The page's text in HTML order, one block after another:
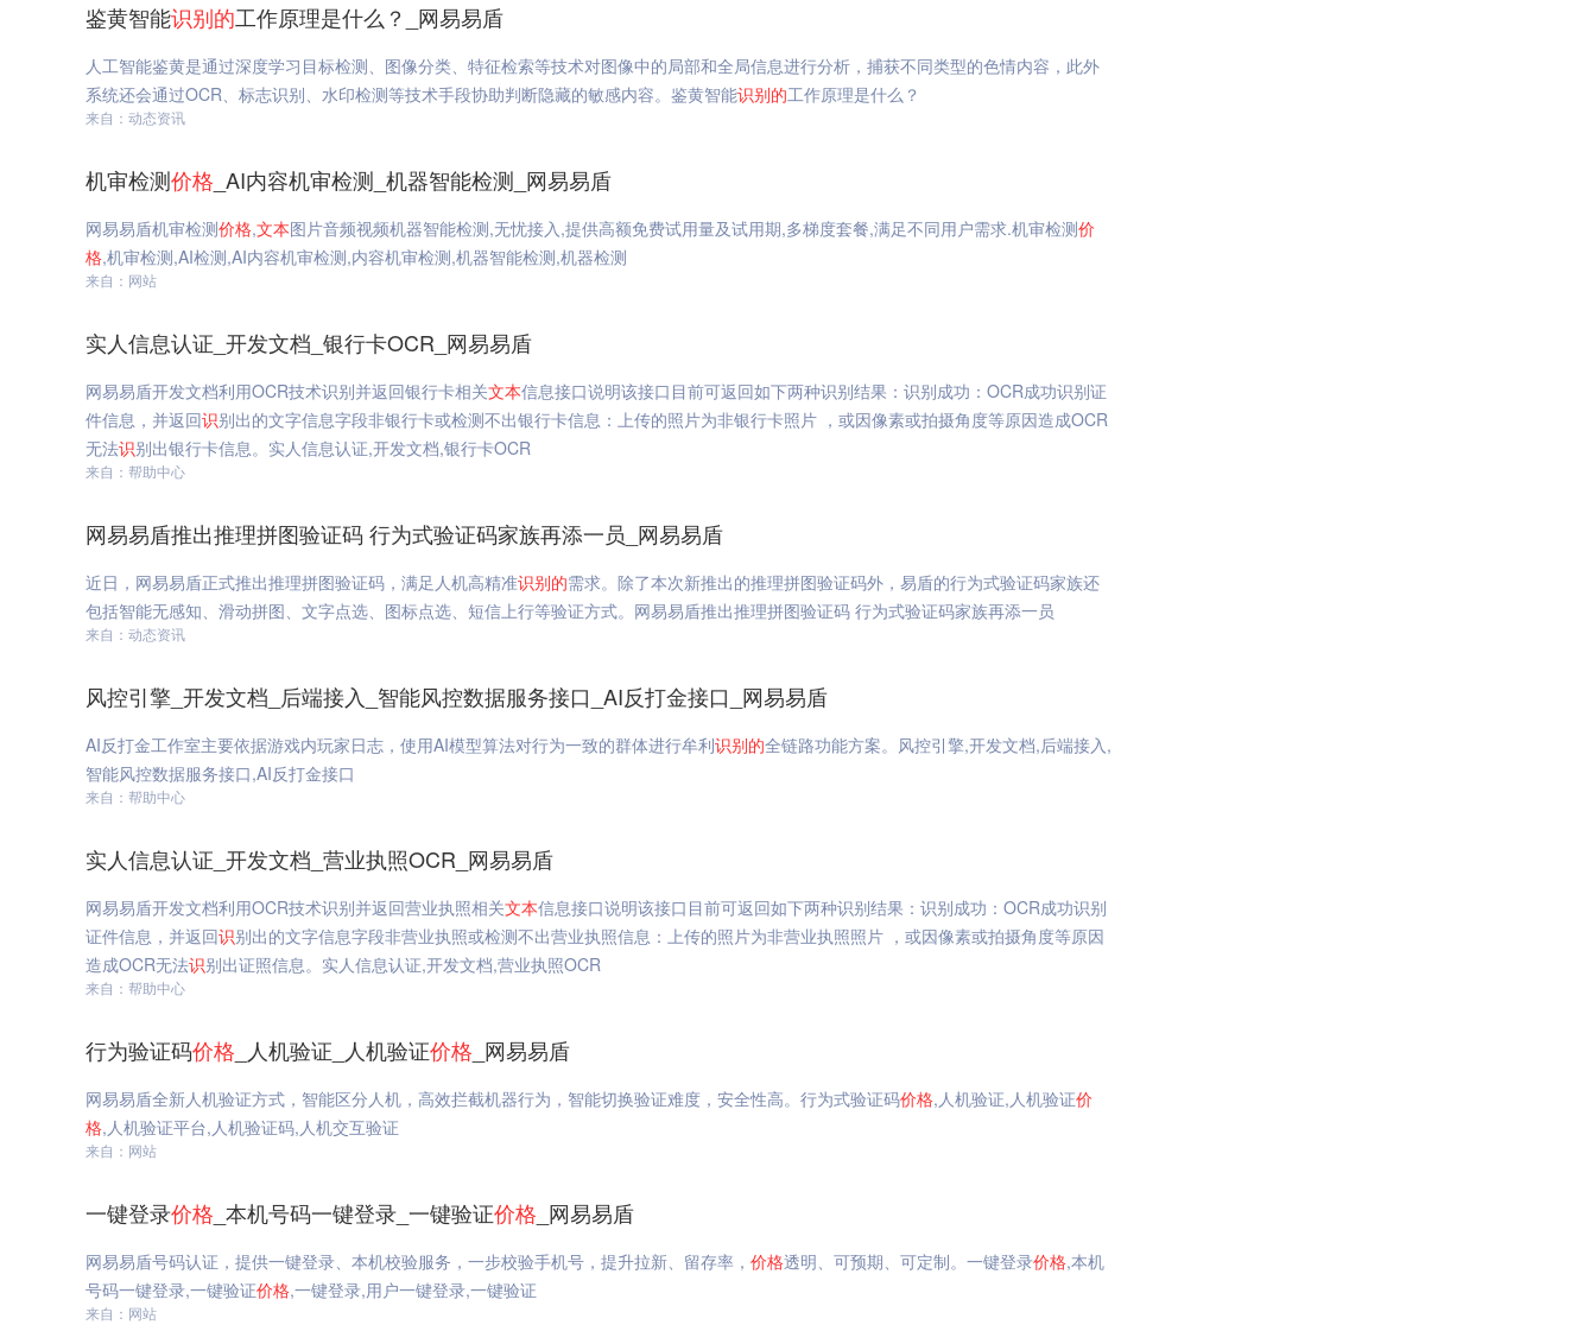
鉴黄智能识别的工作原理是什么？_网易易盾
人工智能鉴黄是通过深度学习目标检测、图像分类、特征检索等技术对图像中的局部和全局信息进行分析，捕获不同类型的色情内容，此外
系统还会通过OCR、标志识别、水印检测等技术手段协助判断隐藏的敏感内容。鉴黄智能识别的工作原理是什么？
来自：动态资讯
机审检测价格 _AI内容机审检测_机器智能检测_网易易盾
网易易盾机审检测价格,文本图片音频视频机器智能检测,无忧接入,提供高额免费试用量及试用期,多梯度套餐,满足不同用户需求.机审检测价
格,机审检测,AI检测,AI内容机审检测,内容机审检测,机器智能检测,机器检测
来自：网站
实人信息认证_开发文档_银行卡OCR_网易易盾
网易易盾开发文档利用OCR技术识别并返回银行卡相关文本信息接口说明该接口目前可返回如下两种识别结果：识别成功：OCR成功识别证
件信息，并返回识别出的文字信息字段非银行卡或检测不出银行卡信息：上传的照片为非银行卡照片 ，或因像素或拍摄角度等原因造成OCR
无法识别出银行卡信息。实人信息认证,开发文档,银行卡OCR
来自：帮助中心
网易易盾推出推理拼图验证码 行为式验证码家族再添一员_网易易盾
近日，网易易盾正式推出推理拼图验证码，满足人机高精准识别的需求。除了本次新推出的推理拼图验证码外，易盾的行为式验证码家族还
包括智能无感知、滑动拼图、文字点选、图标点选、短信上行等验证方式。网易易盾推出推理拼图验证码 行为式验证码家族再添一员
来自：动态资讯
风控引擎_开发文档_后端接入_智能风控数据服务接口_AI反打金接口_网易易盾
AI反打金工作室主要依据游戏内玩家日志，使用AI模型算法对行为一致的群体进行牟利识别的全链路功能方案。风控引擎,开发文档,后端接入,
智能风控数据服务接口,AI反打金接口
来自：帮助中心
实人信息认证_开发文档_营业执照OCR_网易易盾
网易易盾开发文档利用OCR技术识别并返回营业执照相关文本信息接口说明该接口目前可返回如下两种识别结果：识别成功：OCR成功识别
证件信息，并返回识别出的文字信息字段非营业执照或检测不出营业执照信息：上传的照片为非营业执照照片 ，或因像素或拍摄角度等原因
造成OCR无法识别出证照信息。实人信息认证,开发文档,营业执照OCR
来自：帮助中心
行为验证码价格 _人机验证_人机验证价格 _网易易盾
网易易盾全新人机验证方式，智能区分人机，高效拦截机器行为，智能切换验证难度，安全性高。行为式验证码价格,人机验证,人机验证价
格,人机验证平台,人机验证码,人机交互验证
来自：网站
一键登录价格 _本机号码一键登录_一键验证价格 _网易易盾
网易易盾号码认证，提供一键登录、本机校验服务，一步校验手机号，提升拉新、留存率， 价格透明、可预期、可定制。一键登录价格,本机
号码一键登录,一键验证价格,一键登录,用户一键登录,一键验证
来自：网站